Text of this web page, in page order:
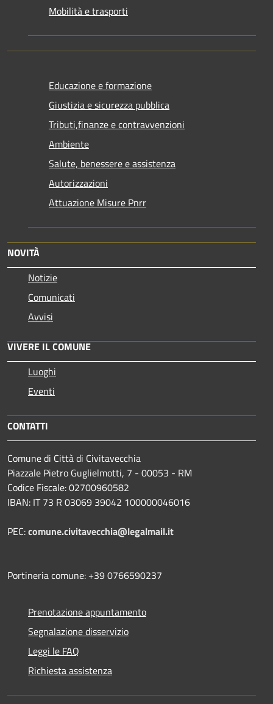
Mobilità e trasporti
Educazione e formazione
Giustizia e sicurezza pubblica
Tributi,finanze e contravvenzioni
Ambiente
Salute, benessere e assistenza
Autorizzazioni
Attuazione Misure Pnrr
NOVITÀ
Notizie
Comunicati
Avvisi
VIVERE IL COMUNE
Luoghi
Eventi
CONTATTI
Comune di Città di Civitavecchia
Piazzale Pietro Guglielmotti, 7 - 00053 - RM
Codice Fiscale: 02700960582
IBAN: IT 73 R 03069 39042 100000046016
PEC:comune.civitavecchia@legalmail.it
Portineria comune: +39 0766590237
Prenotazione appuntamento
Segnalazione disservizio
Leggi le FAQ
Richiesta assistenza